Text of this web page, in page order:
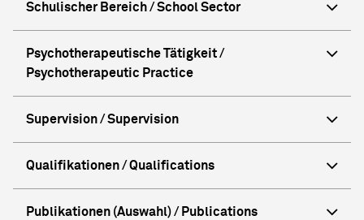
Schulischer Bereich / School Sector
Psychotherapeutische Tätigkeit /
Psychotherapeutic Practice
Supervision / Supervision
Qualifikationen / Qualifications
Publikationen (Auswahl) / Publications